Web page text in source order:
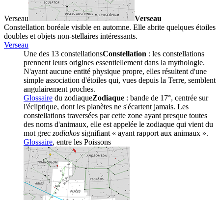
Verseau
Verseau
Constellation boréale visible en automne. Elle abrite quelques étoiles
doubles et objets non-stellaires intéressants.
Verseau
Une des 13 constellationsConstellation : les constellations
prennent leurs origines essentiellement dans la mythologie.
N'ayant aucune entité physique propre, elles résultent d'une
simple association d'étoiles qui, vues depuis la Terre, semblent
angulairement proches.
Glossaire du zodiaqueZodiaque : bande de 17°, centrée sur
l'écliptique, dont les planètes ne s'écartent jamais. Les
constellations traversées par cette zone ayant presque toutes
des noms d'animaux, elle est appelée le zodiaque qui vient du
mot grec zodiakos signifiant « ayant rapport aux animaux ».
Glossaire, entre les Poissons